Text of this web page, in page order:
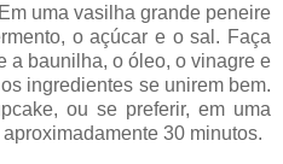
uma vasilha grande peneire
o açúcar e o sal. Faça
a baunilha, o óleo, o vinagre e
ingredientes se unirem bem.
ou se preferir, em uma
30 minutos.